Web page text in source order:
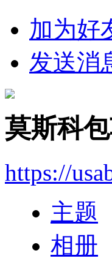
加为好
发送消
莫斯科
https://
主题
相册